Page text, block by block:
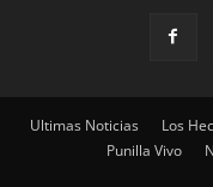
Ultimas Noticias Los
Punilla Vivo